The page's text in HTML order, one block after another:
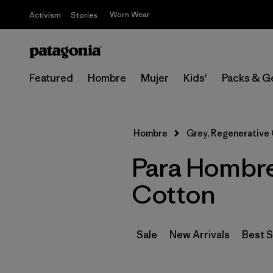
Activism Stories Worn Wear
Featured Hombre Mujer Kids' Packs &
Hombre Grey,
Para
Cotton
Sale New Arrivals Best